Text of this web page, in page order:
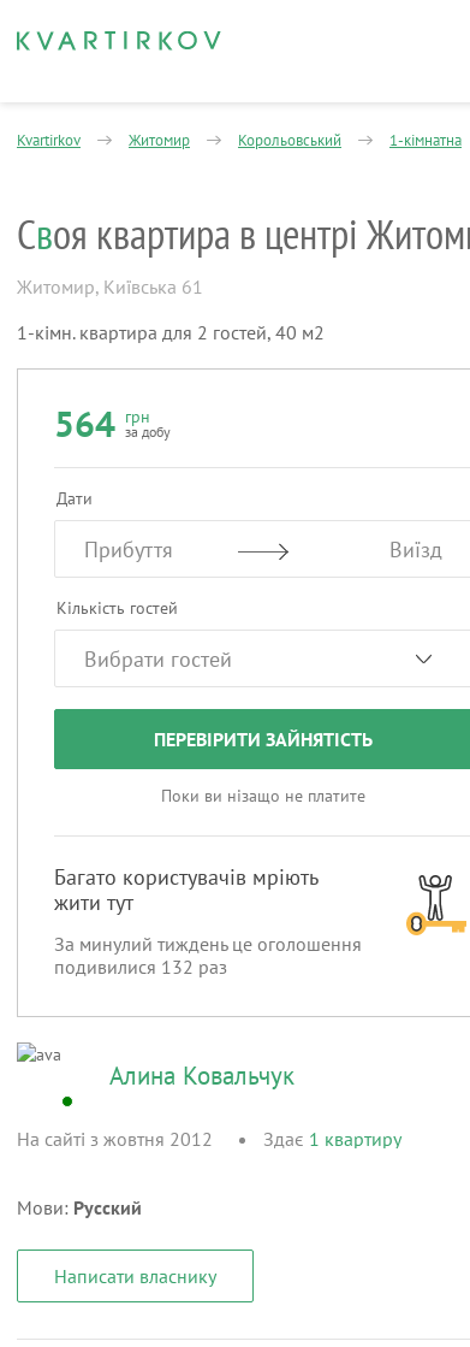
Kvartirkov Житомир Корольовський 1-кімнатна
Своя квартира в центрі
Житомир, Київська 61
1-кімн. квартира для 2 гостей, 40 м2
564 грн
за добу
Дати
Прибуття Виїзд
Кількість гостей
ПЕРЕВІРИТИ ЗАЙНЯТІСТЬ
Поки ви нізащо не платите
Багато користувачів мріють
жити тут
За минулий тиждень це оголошення
подивилися 132 раз
Алина Ковальчук
На сайті з жовтня 2012 Здає 1 квартиру
Мови: Русский
Написати власнику